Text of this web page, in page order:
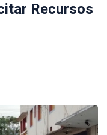
Recursos